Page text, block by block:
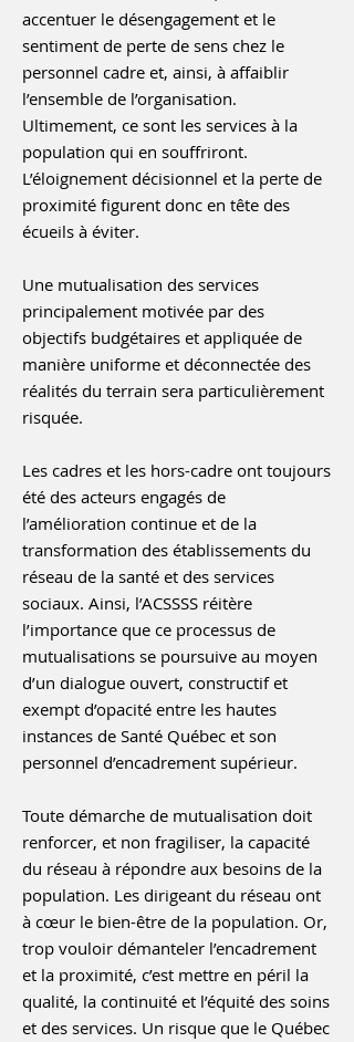
accentuer le désengagement et le
sentiment de perte de sens chez le
personnel cadre et, ainsi, à affaiblir
l’ensemble de l’organisation.
Ultimement, ce sont les services à la
population qui en souffriront.
L’éloignement décisionnel et la perte de
proximité figurent donc en tête des
écueils à éviter.
Une mutualisation des services
principalement motivée par des
objectifs budgétaires et appliquée de
manière uniforme et déconnectée des
réalités du terrain sera particulièrement
risquée.
Les cadres et les hors-cadre ont toujours
été des acteurs engagés de
l’amélioration continue et de la
transformation des établissements du
réseau de la santé et des services
sociaux. Ainsi, l’ACSSSS réitère
l’importance que ce processus de
mutualisations se poursuive au moyen
d’un dialogue ouvert, constructif et
exempt d’opacité entre les hautes
instances de Santé Québec et son
personnel d’encadrement supérieur.
Toute démarche de mutualisation doit
renforcer, et non fragiliser, la capacité
du réseau à répondre aux besoins de la
population. Les dirigeant du réseau ont
à cœur le bien-être de la population. Or,
trop vouloir démanteler l’encadrement
et la proximité, c’est mettre en péril la
qualité, la continuité et l’équité des soins
et des services. Un risque que le Québec